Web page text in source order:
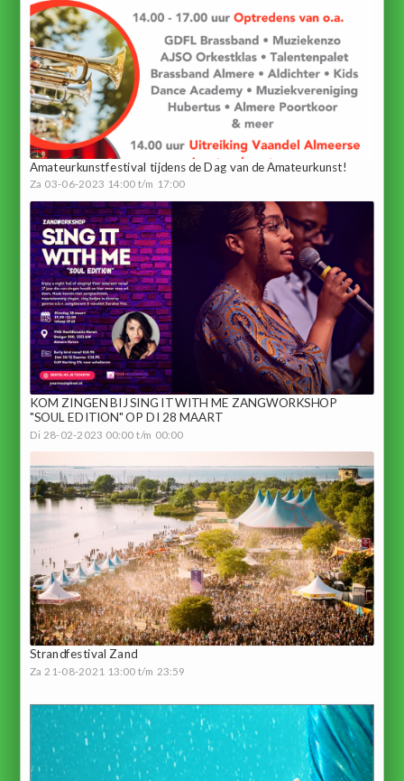
Amateurkunstfestival tijdens de Dag van de Amateurkunst!
Za 03-06-2023 14:00 t/m 17:00
KOM ZINGEN BIJ SING IT WITH ME ZANGWORKSHOP
"SOUL EDITION" OP DI 28 MAART
Di 28-02-2023 00:00 t/m 00:00
Strandfestival Zand
Za 21-08-2021 13:00 t/m 23:59